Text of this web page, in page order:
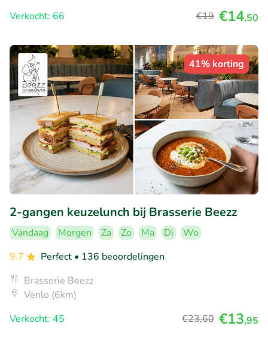
Verkocht: 66
€19 €14,50
41% korting
2-gangen keuzelunch bij Brasserie Beezz
Vandaag Morgen Za Zo Ma Di
Wo
9.7
Perfect • 136 beoordelingen
Brasserie Beezz
Venlo (6km)
Verkocht: 45
€23,60 €13,95